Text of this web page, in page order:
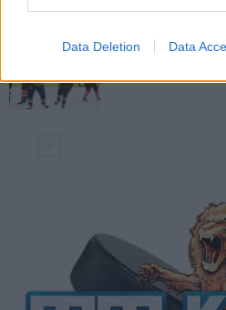
Data Deletion Data
50
Kanada – USA
ottelun